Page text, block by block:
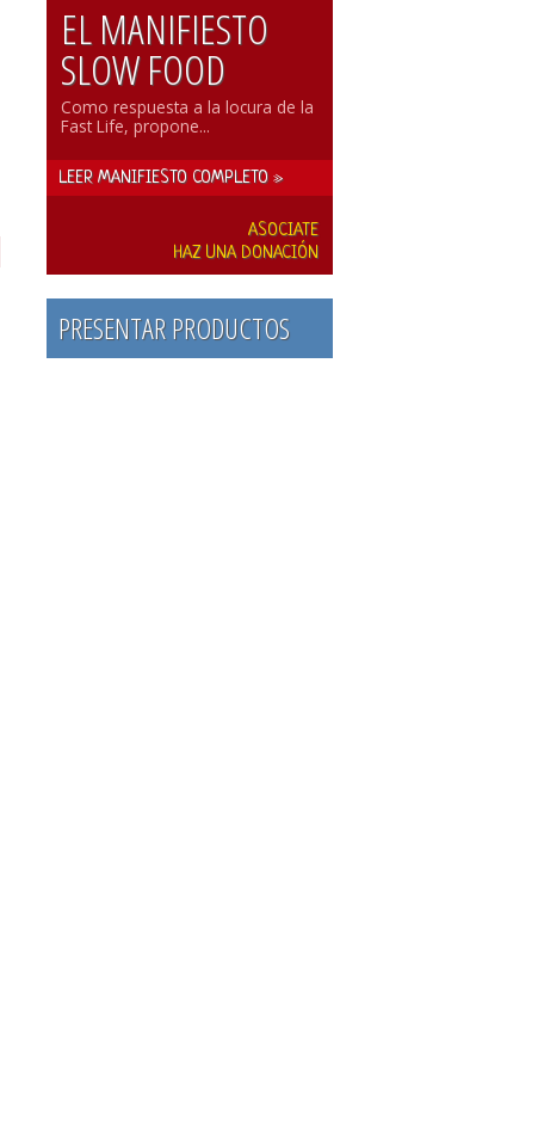
EL MANIFIESTO
SLOW FOOD
Como respuesta a la locura de la
Fast Life, propone...
LEER MANIFIESTO COMPLETO »
ASOCIATE
HAZ UNA DONACIÓN
PRESENTAR PRODUCTOS